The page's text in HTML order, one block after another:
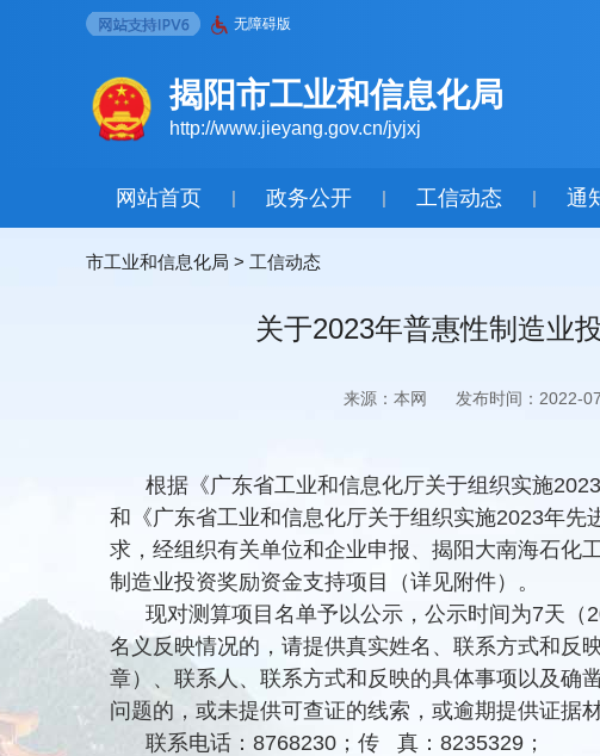
无障碍版
揭阳市工业和信息化局
http://www.jieyang.gov.cn/jyjxj
网站首页 | 政务公开 | 工信动态 | 通
市工业和信息化局 > 工信动态
关于2023年普惠性制造业
来源：本网 发布时间：2022-
根据《广东省工业和信息化厅关于组织实施
和《广东省工业和信息化厅关于组织实施2023年
求，经组织有关单位和企业申报、揭阳大南海石化
制造业投资奖励资金支持项目（详见附件）。
现对测算项目名单予以公示，公示时间为7天
名义反映情况的，请提供真实姓名、联系方式和反
章）、联系人、联系方式和反映的具体事项以及确
问题的，或未提供可查证的线索，或逾期提供证据
联系电话：8768230；传 真：8235329；